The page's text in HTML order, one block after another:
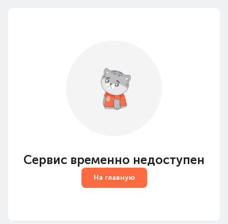
Сервис временно недоступен
На главную